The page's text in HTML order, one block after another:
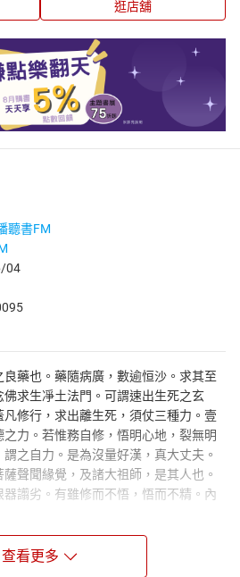
逛店舖
聽書FM
04
藥也。藥隨病廣，數逾恒沙。求其至
求生凈土法門。可謂速出生死之玄
修行，求出離生死，須仗三種力。壹
力。若惟務自修，悟明心地，裂無明
之自力。是為沒量好漢，真大丈夫。
聲聞緣覺，及諸大祖師，是其人也。
譾劣。有雖修而不悟，悟而不精。內
查看更多